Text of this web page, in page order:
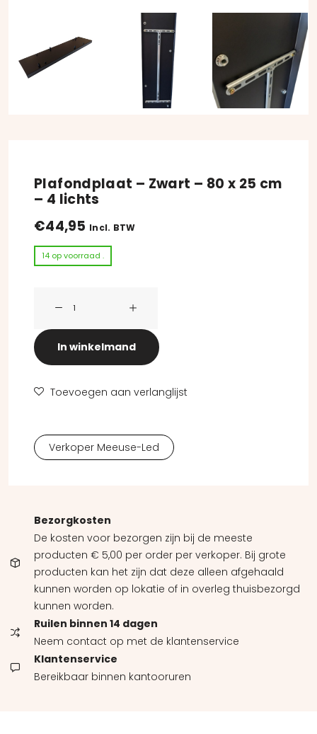
Plafondplaat – Zwart – 80 x 25 cm
– 4 lichts
€44,95 Incl. BTW
14 op voorraad .
In winkelmand
Toevoegen aan verlanglijst
Verkoper Meeuse-Led
Bezorgkosten
De kosten voor bezorgen zijn bij de meeste
producten € 5,00 per order per verkoper. Bij grote
producten kan het zijn dat deze alleen afgehaald
kunnen worden op lokatie of in overleg thuisbezorgd
kunnen worden.
Ruilen binnen 14 dagen
Neem contact op met de klantenservice
Klantenservice
Bereikbaar binnen kantooruren